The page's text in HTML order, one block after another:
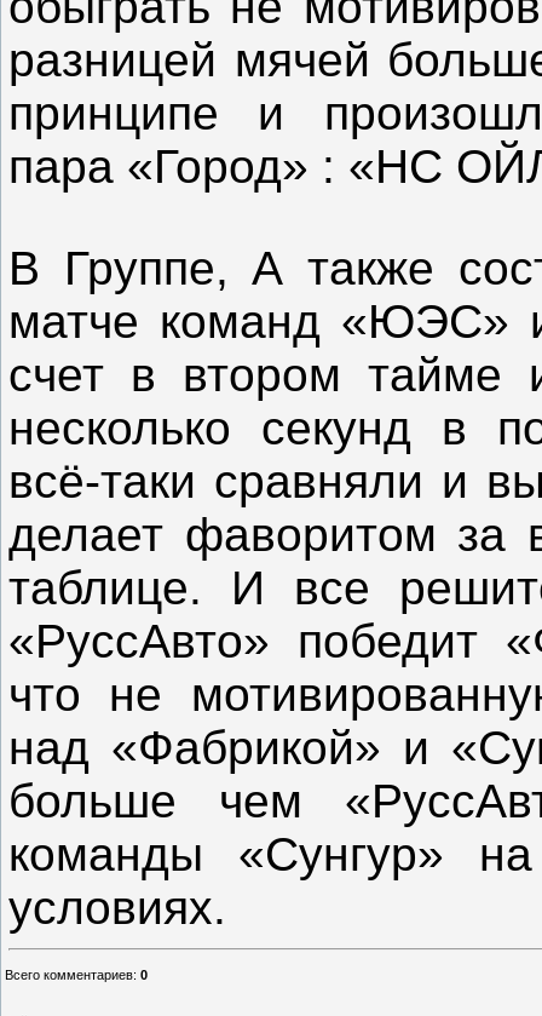
разницей мячей
принципе и
пара «Город» : «НС
В Группе, А также
матче команд «ЮЭС»
счет в втором
несколько секунд в
всё-таки сравняли и
делает фаворитом за
таблице. И все
«РуссАвто» победит
что не
над «Фабрикой» и
больше чем
команды «Сунгур»
условиях.
Всего комментариев: 0